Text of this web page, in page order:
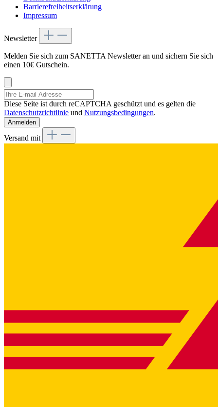
Barrierefreiheitserklärung
Impressum
Newsletter
Melden Sie sich zum SANETTA Newsletter an und sichern Sie sich
einen 10€ Gutschein.
Diese Seite ist durch reCAPTCHA geschützt und es gelten die
Datenschutzrichtlinie und Nutzungsbedingungen.
Anmelden
Versand mit